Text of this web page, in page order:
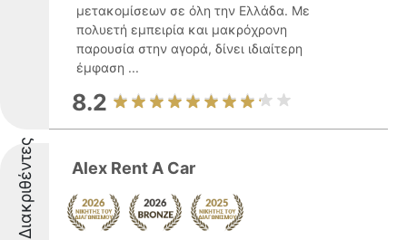
μετακομίσεων σε όλη την Ελλάδα. Με
πολυετή εμπειρία και μακρόχρονη
παρουσία στην αγορά, δίνει ιδιαίτερη
έμφαση ...
8.2
Διακριθέντες Alex Rent A Car